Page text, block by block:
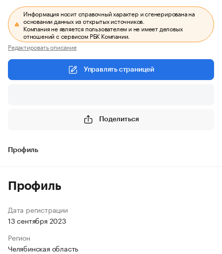
Информация носит справочный характер и сгенерирована на
основании данных из открытых источников.
Компания не является пользователем и не имеет деловых
отношений с сервисом РБК Компании.
Редактировать описание
Управлять страницей
Поделиться
Профиль
Профиль
Дата регистрации
13 сентября 2023
Регион
Челябинская область